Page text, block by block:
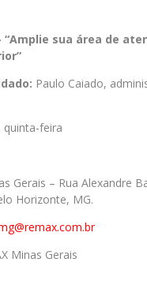
“Amplie sua área de
Paulo Caiado,
quinta-feira
Gerais – Rua Alexandre
Horizonte, MG.
Minas Gerais